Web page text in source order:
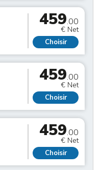
459.00
€ Net
Choisir
459.00
€ Net
Choisir
459.00
€ Net
Choisir